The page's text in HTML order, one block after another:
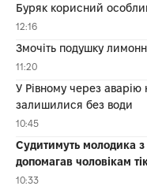
Буряк корисний
12:16
Змочіть подушку
11:20
У Рівному через аварію
залишилися без води
10:45
Судитимуть молодика з
допомагав чоловікам
10:33